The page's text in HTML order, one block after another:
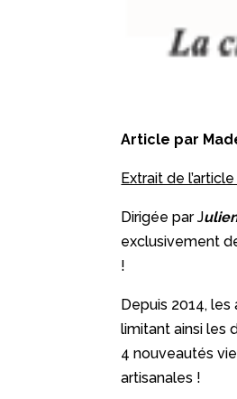
Article par
Extrait de l’article
Dirigée par J
exclusivement
!
Depuis 2014,
limitant ainsi les
4 nouveautés
artisanales !